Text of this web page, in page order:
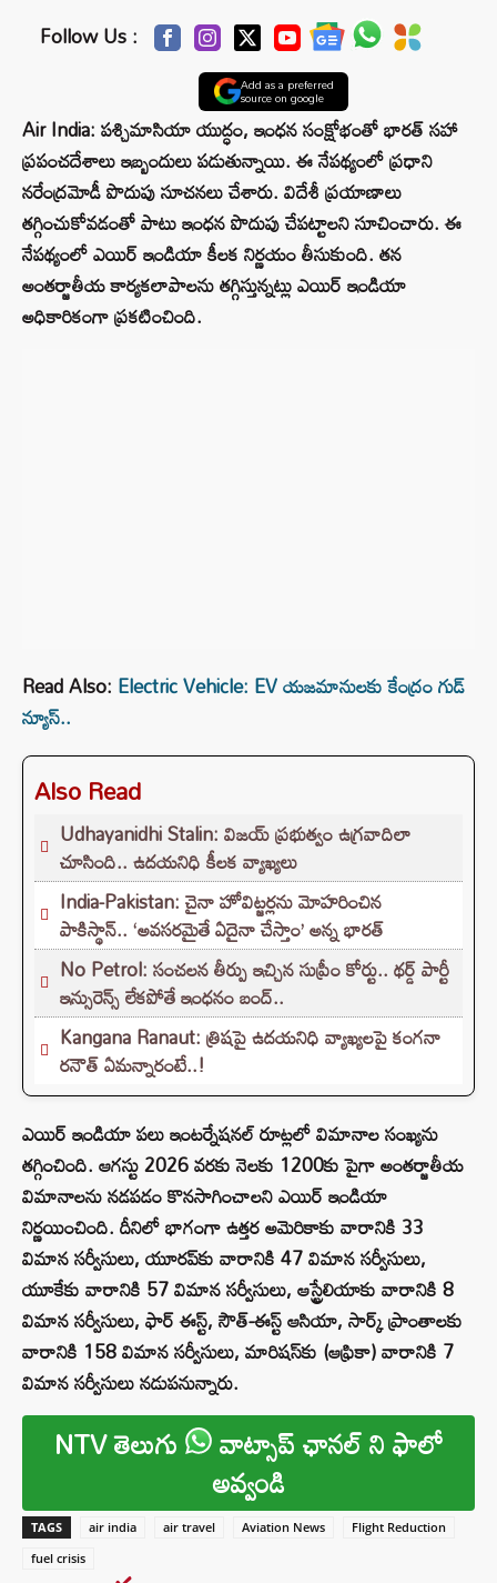
Follow Us :
Add as a preferred
source on google
Air India: పశ్చిమాసియా యుద్ధం, ఇంధన సంక్షోభంతో భారత్ సహా
ప్రపంచదేశాలు ఇబ్బందులు పడుతున్నాయి. ఈ నేపథ్యంలో ప్రధాని
నరేంద్రమోడీ పొదుపు సూచనలు చేశారు. విదేశీ ప్రయాణాలు
తగ్గించుకోవడంతో పాటు ఇంధన పొదుపు చేపట్టాలని సూచించారు. ఈ
నేపథ్యంలో ఎయిర్ ఇండియా కీలక నిర్ణయం తీసుకుంది. తన
అంతర్జాతీయ కార్యకలాపాలను తగ్గిస్తున్నట్లు ఎయిర్ ఇండియా
అధికారికంగా ప్రకటించింది.
Read Also: Electric Vehicle: EV యజమానులకు కేంద్రం గుడ్
న్యూస్..
Also Read
Udhayanidhi Stalin: విజయ్ ప్రభుత్వం ఉగ్రవాదిలా
చూసింది.. ఉదయనిధి కీలక వ్యాఖ్యలు
India-Pakistan: చైనా హోవిట్జర్లను మోహరించిన
పాకిస్థాన్.. ‘అవసరమైతే ఏదైనా చేస్తాం’ అన్న భారత్
No Petrol: సంచలన తీర్పు ఇచ్చిన సుప్రీం కోర్టు.. థర్డ్ పార్టీ
ఇన్సురెన్స్ లేకపోతే ఇంధనం బంద్..
Kangana Ranaut: త్రిషపై ఉదయనిధి వ్యాఖ్యలపై కంగనా
రనౌత్ ఏమన్నారంటే..!
ఎయిర్ ఇండియా పలు ఇంటర్నేషనల్ రూట్లలో విమానాల సంఖ్యను
తగ్గించింది. ఆగస్టు 2026 వరకు నెలకు 1200కు పైగా అంతర్జాతీయ
విమానాలను నడపడం కొనసాగించాలని ఎయిర్ ఇండియా
నిర్ణయించింది. దీనిలో భాగంగా ఉత్తర అమెరికాకు వారానికి 33
విమాన సర్వీసులు, యూరప్‌కు వారానికి 47 విమాన సర్వీసులు,
యూకేకు వారానికి 57 విమాన సర్వీసులు, ఆస్ట్రేలియాకు వారానికి 8
విమాన సర్వీసులు, ఫార్ ఈస్ట్, సౌత్-ఈస్ట్ ఆసియా, సార్క్ ప్రాంతాలకు
వారానికి 158 విమాన సర్వీసులు, మారిషస్‌కు (ఆఫ్రికా) వారానికి 7
విమాన సర్వీసులు నడుపనున్నారు.
NTV తెలుగు వాట్సాప్ ఛానల్ ని ఫాలో
అవ్వండి
TAGS air india air travel Aviation News
Flight Reduction
fuel crisis